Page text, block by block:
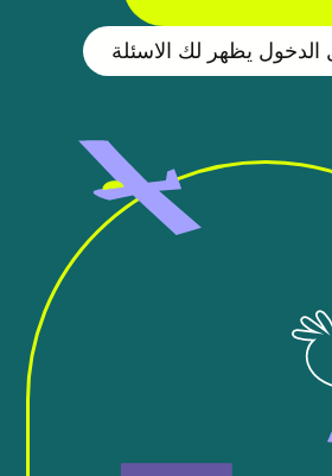
يظهر لك الاسئلة